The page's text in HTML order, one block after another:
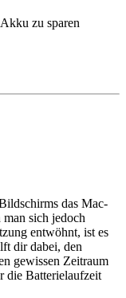
zu sparen
das Mac-
man sich jedoch
entwöhnt, ist es
dir dabei, den
gewissen Zeitraum
die Batterielaufzeit